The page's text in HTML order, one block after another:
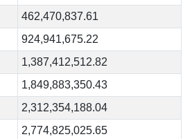
462,470,837.61
924,941,675.22
1,387,412,512.82
1,849,883,350.43
2,312,354,188.04
2,774,825,025.65